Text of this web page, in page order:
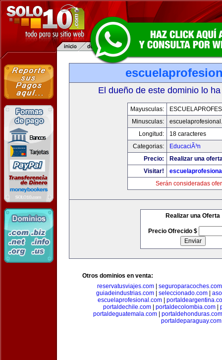
El dueño de este dominio lo
Mayusculas:
Minusculas:
Longitud:
18 caracteres
Categorias:
EducaciÃ³n
Precio:
Realizar una
Visitar!
Serán consideradas
Realizar una Oferta
Precio Ofrecido $
Otros dominios en venta:
reservatusviajes.com| seguroparacoches.com
guiadeindustrias.com
seleccionado.com
escuelaprofesional.com
portaldechile.com
portaldecolombia.com
portaldeguatemala.com
portaldehonduras.com
portaldeparaguay.com